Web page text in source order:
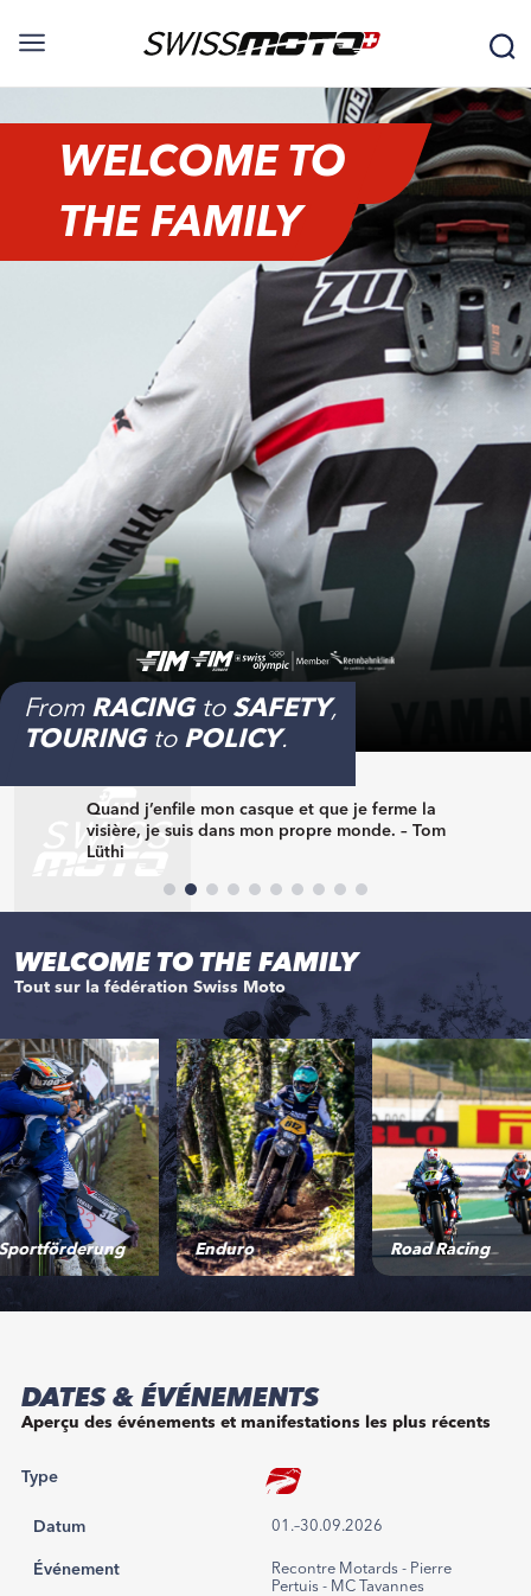
WELCOME TO
THE FAMILY
From RACINGto SAFETY,
TOURINGto POLICY.
"
Pendant 25 ans, j’ai travaillé pour réaliser
rêve de remporter un titre de champion du
WELCOME TO THE FAMILY
Tout sur la fédération Swiss Moto
Enduro Road Racing
DATES & ÉVÉNEMENTS
Aperçu des événements et manifestations les plus récents
Type
Datum 01.–30.09.2026
Événement
Recontre Motards - Pierre
Pertuis - MC Tavannes